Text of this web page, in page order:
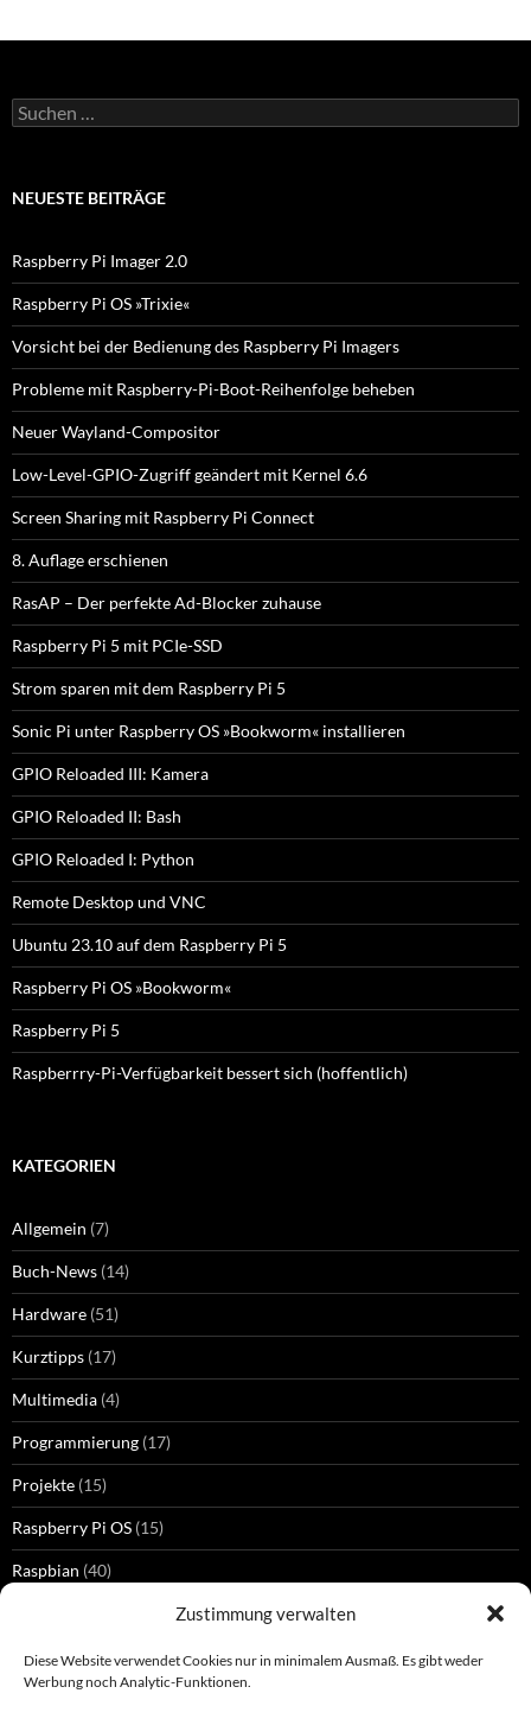
Zustimmung verwalten
Diese Website verwendet Cookies nur in minimalem Ausmaß. Es gibt weder
Werbung noch Analytic-Funktionen.
S
u
e
a
c
h
:
NEUESTE BEITRÄGE
Raspberry Pi Imager 2.0
Raspberry Pi OS »Trixie«
Vorsicht bei der Bedienung des Raspberry Pi Imagers
Probleme mit Raspberry-Pi-Boot-Reihenfolge beheben
Neuer Wayland-Compositor
Low-Level-GPIO-Zugriff geändert mit Kernel 6.6
Screen Sharing mit Raspberry Pi Connect
8. Auflage erschienen
RasAP – Der perfekte Ad-Blocker zuhause
Raspberry Pi 5 mit PCIe-SSD
Strom sparen mit dem Raspberry Pi 5
Sonic Pi unter Raspberry OS »Bookworm« installieren
GPIO Reloaded III: Kamera
GPIO Reloaded II: Bash
GPIO Reloaded I: Python
Remote Desktop und VNC
Ubuntu 23.10 auf dem Raspberry Pi 5
Raspberry Pi OS »Bookworm«
Raspberry Pi 5
Raspberrry-Pi-Verfügbarkeit bessert sich (hoffentlich)
KATEGORIEN
Allgemein (7)
Buch-News (14)
Hardware (51)
Kurztipps (17)
Multimedia (4)
Programmierung (17)
Projekte (15)
Raspberry Pi OS (15)
Raspbian (40)
SCHLAGWÖRTER